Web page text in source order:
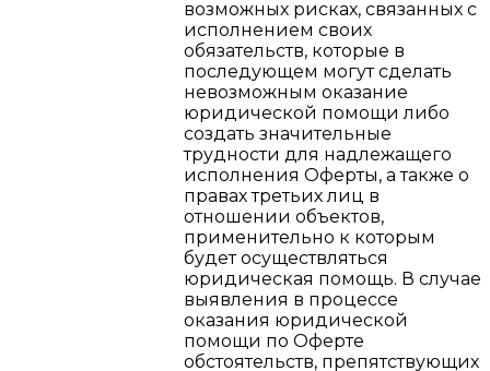
возможных рисках, связанных с
исполнением своих
обязательств, которые в
последующем могут сделать
невозможным оказание
юридической помощи либо
создать значительные
трудности для надлежащего
исполнения Оферты, а также о
правах третьих лиц в
отношении объектов,
применительно к которым
будет осуществляться
юридическая помощь. В случае
выявления в процессе
оказания юридической
помощи по Оферте
обстоятельств, препятствующих